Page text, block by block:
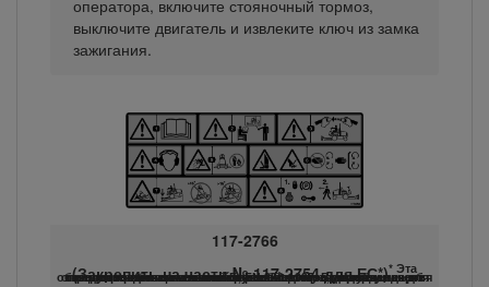
оператора, включите стояночный тормоз,
выключите двигатель и извлеките ключ из замка
зажигания.
117-2766
(Закрепить на части № 117-2754 для ЕС*)* Эта
предупреждающая наклейка включает предупреждение об опасности работы на склонах, необходимое для обеспечения соответствия машины Европейскому стандарту на безопасность газонокосилок EN 836:1997. В этом стандарте определена максимальная крутизна склона, допустимая для этой машины.